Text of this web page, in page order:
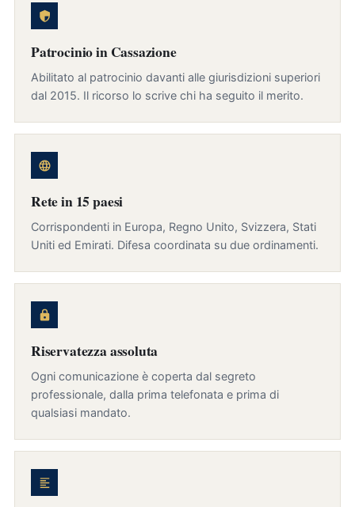
Patrocinio in Cassazione
Abilitato al patrocinio davanti alle giurisdizioni superiori
dal 2015. Il ricorso lo scrive chi ha seguito il merito.
Rete in 15 paesi
Corrispondenti in Europa, Regno Unito, Svizzera, Stati
Uniti ed Emirati. Difesa coordinata su due ordinamenti.
Riservatezza assoluta
Ogni comunicazione è coperta dal segreto
professionale, dalla prima telefonata e prima di
qualsiasi mandato.